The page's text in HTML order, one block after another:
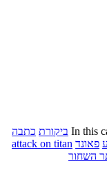
In this ביקורת כתבה
פאונד attack on titan
השחור